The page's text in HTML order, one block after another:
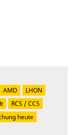
AMD
LHON
RCS / CCS
heute